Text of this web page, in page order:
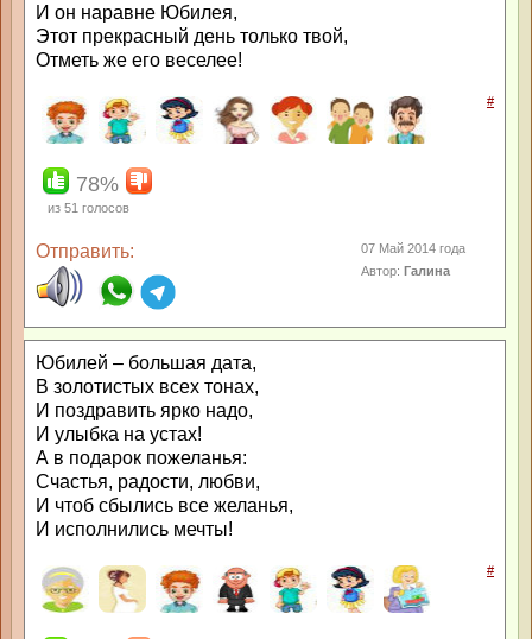
И он наравне Юбилея,
Этот прекрасный день только твой,
Отметь же его веселее!
#
78%
из 51 голосов
Отправить:
07 Май 2014 года
Автор:Галина
Юбилей – большая дата,
В золотистых всех тонах,
И поздравить ярко надо,
И улыбка на устах!
А в подарок пожеланья:
Счастья, радости, любви,
И чтоб сбылись все желанья,
И исполнились мечты!
#